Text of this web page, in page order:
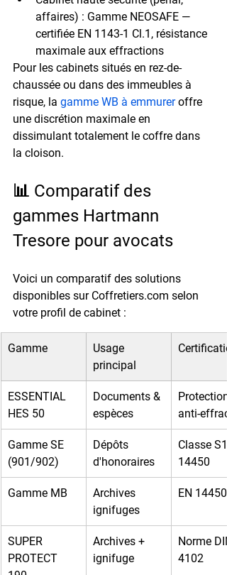
affaires) : Gamme NEOSAFE —
certifiée EN 1143-1 Cl.1, résistance
maximale aux effractions
Pour les cabinets situés en rez-de-
chaussée ou dans des immeubles à
risque, la gamme WB à emmurer offre
une discrétion maximale en
dissimulant totalement le coffre dans
la cloison.
📊 Comparatif des
gammes Hartmann
Tresore pour avocats
Voici un comparatif des solutions
disponibles sur Coffretiers.com selon
votre profil de cabinet :
Gamme
Usage
principal
ESSENTIAL
HES 50
Documents &
espèces
Protection
anti-
Gamme SE
(901/902)
Dépôts
d'honoraires
Classe S1
14450
Gamme MB
Archives
ignifuges
EN 14450
SUPER
PROTECT
Archives +
ignifuge
Norme
4102